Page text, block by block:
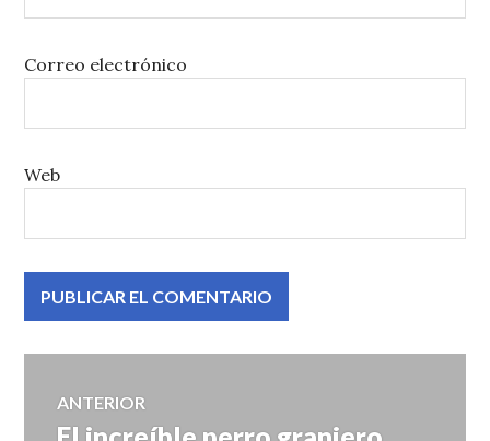
Correo electrónico
Web
Navegación
ANTERIOR
Entrada